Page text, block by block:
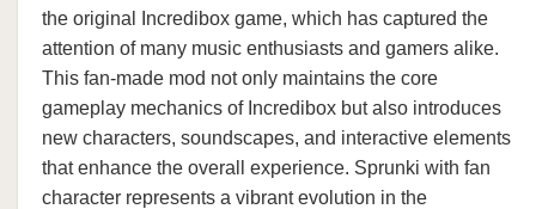
the original Incredibox game, which has captured the
attention of many music enthusiasts and gamers alike.
This fan-made mod not only maintains the core
gameplay mechanics of Incredibox but also introduces
new characters, soundscapes, and interactive elements
that enhance the overall experience. Sprunki with fan
character represents a vibrant evolution in the